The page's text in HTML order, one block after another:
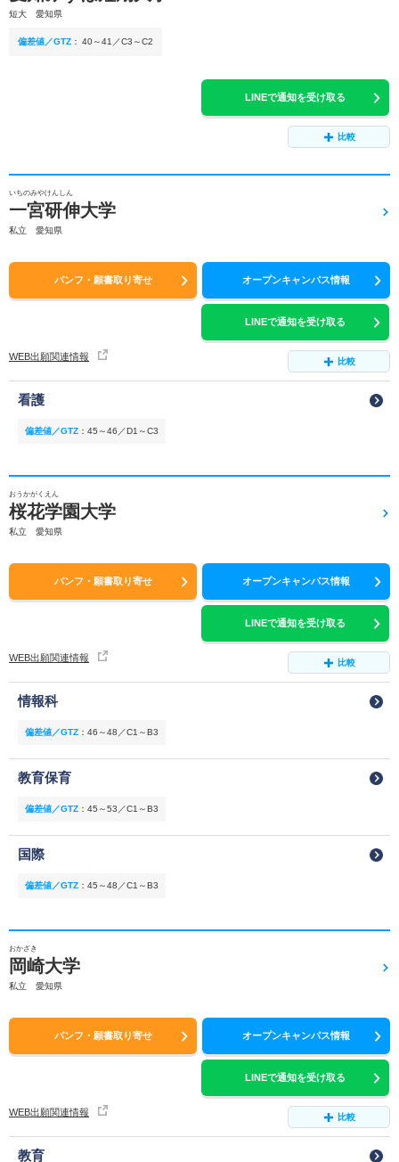
短大 愛知県
偏差値／GTZ ： 40～41／C3～C2
LINEで通知を受け取る
比較
いちのみやけんしん
一宮研伸大学
私立 愛知県
パンフ・願書取り寄せ オープンキャンパス情報
LINEで通知を受け取る
WEB出願関連情報 比較
看護
偏差値／GTZ ： 45～46／D1～C3
おうかがくえん
桜花学園大学
私立 愛知県
パンフ・願書取り寄せ オープンキャンパス情報
LINEで通知を受け取る
WEB出願関連情報 比較
情報科
偏差値／GTZ ： 46～48／C1～B3
教育保育
偏差値／GTZ ： 45～53／C1～B3
国際
偏差値／GTZ ： 45～48／C1～B3
おかざき
岡崎大学
私立 愛知県
パンフ・願書取り寄せ オープンキャンパス情報
LINEで通知を受け取る
WEB出願関連情報 比較
教育